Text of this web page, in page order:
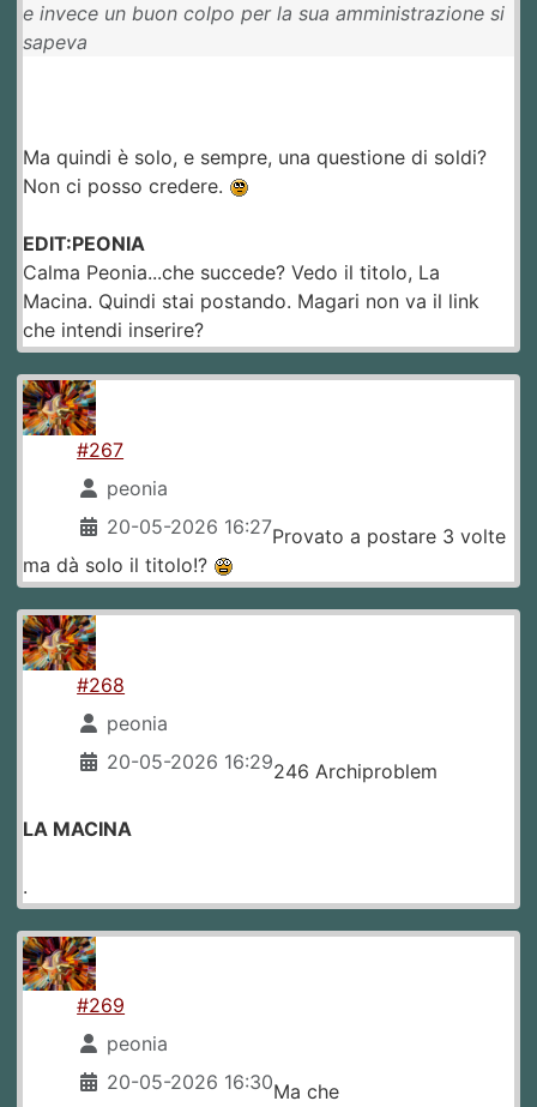
e invece un buon colpo per la sua amministrazione si
sapeva
Ma quindi è solo, e sempre, una questione di soldi?
Non ci posso credere.
EDIT:PEONIA
Calma Peonia...che succede? Vedo il titolo, La
Macina. Quindi stai postando. Magari non va il link
che intendi inserire?
#267
peonia
20-05-2026 16:27Provato a postare 3 volte
ma dà solo il titolo!?
#268
peonia
20-05-2026 16:29246 Archiproblem
LA MACINA
.
#269
peonia
20-05-2026 16:30Ma che